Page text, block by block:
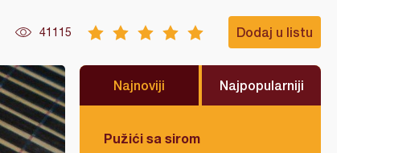
41115 Dodaj u listu
Najnoviji Najpopularniji
Pužići sa sirom